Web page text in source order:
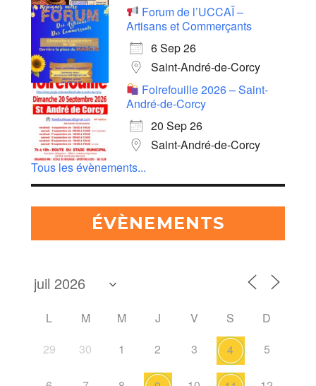
Forum de l’UCCAÏ –
Artisans et Commerçants
6 Sep 26
Saint-André-de-Corcy
Foirefouille 2026 – Saint-
André-de-Corcy
20 Sep 26
Saint-André-de-Corcy
Tous les évènements...
ÉVÈNEMENTS
L M M J V S
D
29
30 1 2 3 4 5